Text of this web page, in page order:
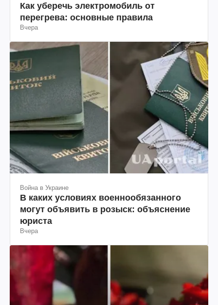
Как уберечь электромобиль от
перегрева: основные правила
Вчера
Война в Украине
В каких условиях военнообязанного
могут объявить в розыск: объяснение
юриста
Вчера